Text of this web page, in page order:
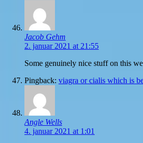
Jacob Gehm
2. januar 2021 at 21:55
Some genuinely nice stuff on this
Pingback: viagra or cialis which is
Angle Wells
4. januar 2021 at 1:01